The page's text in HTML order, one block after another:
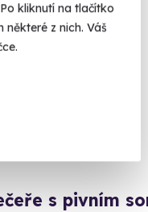
kliknutí na tlačítko
z nich. Váš
s pivním